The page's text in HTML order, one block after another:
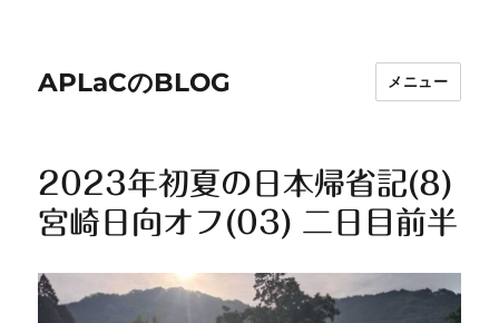
APLaCのBLOG メニュー
2023年初夏の日本帰省記(8)
宮崎日向オフ(03) 二日目前半